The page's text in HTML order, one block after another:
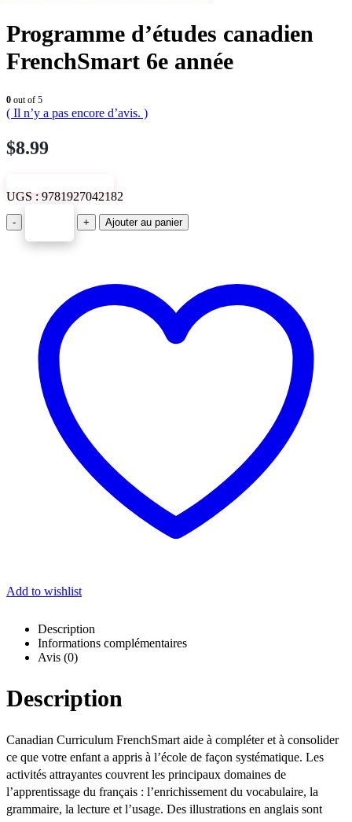
Programme d’études canadien
FrenchSmart 6e année
0 out of 5
( Il n’y a pas encore d’avis. )
$8.99
UGS :9781927042182
- + Ajouter au panier
Add to wishlist
Description
Informations complémentaires
Avis (0)
Description
Canadian Curriculum FrenchSmart aide à compléter et à consolider
ce que votre enfant a appris à l’école de façon systématique. Les
activités attrayantes couvrent les principaux domaines de
l’apprentissage du français : l’enrichissement du vocabulaire, la
grammaire, la lecture et l’usage. Des illustrations en anglais sont